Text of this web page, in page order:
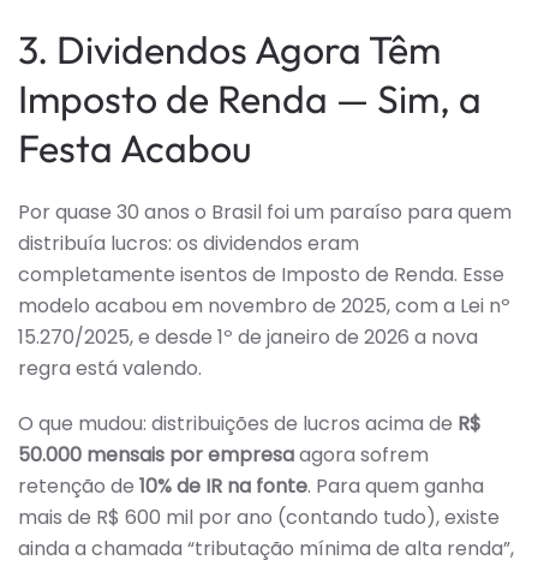
3. Dividendos Agora Têm
Imposto de Renda — Sim, a
Festa Acabou
Por quase 30 anos o Brasil foi um paraíso para quem
distribuía lucros: os dividendos eram
completamente isentos de Imposto de Renda. Esse
modelo acabou em novembro de 2025, com a Lei nº
15.270/2025, e desde 1º de janeiro de 2026 a nova
regra está valendo.
O que mudou: distribuições de lucros acima de R$
50.000 mensais por empresaagora sofrem
retenção de 10% de IR na fonte. Para quem ganha
mais de R$ 600 mil por ano (contando tudo), existe
ainda a chamada “tributação mínima de alta renda”,